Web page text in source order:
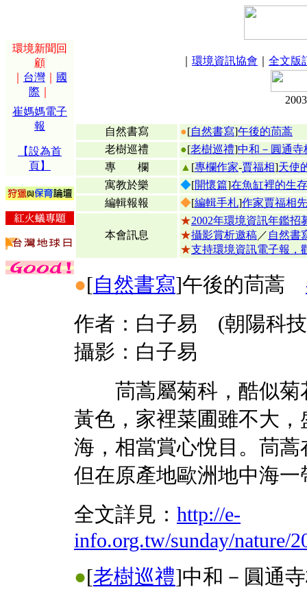
環境新聞回
顧
台灣
國
際
崔媽媽電子
報
【設為首
頁】
環境資訊協會 全文版
自然書寫 ●[自然書寫]午後的茼蒿
老樹巡禮
●[老樹巡禮]中和－圓通寺
專 欄
▲ [專欄作家-賈福相]天使
寓教於樂
◆[開懷篇]在魚缸裡的生
編輯報報
◆[編輯手札]作家賈福相
本會訊息
★2002年環境資訊年鑑招
★攝影賞析邀稿／ 自然書
★支持環境資訊電子報，
●[自然書寫]午後的茼蒿
作者：白子易 (朝陽科
攝影：白子易
茼蒿屬菊科，酷似菊
黃色，家裡菜圃雖不大
海，相當賞心悅目。茼
但在原產地歐洲地中海
全文詳見： http://e-
info.org.tw/sunday/nature/
●[老樹巡禮]中和－圓通